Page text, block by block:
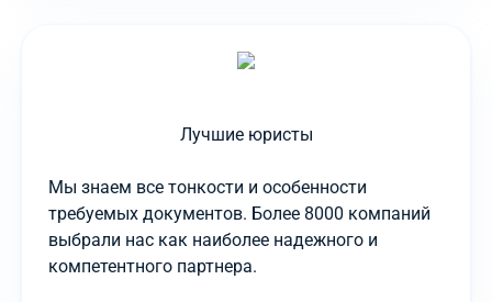
Лучшие юристы
Мы знаем все тонкости и особенности
требуемых документов. Более 8000 компаний
выбрали нас как наиболее надежного и
компетентного партнера.